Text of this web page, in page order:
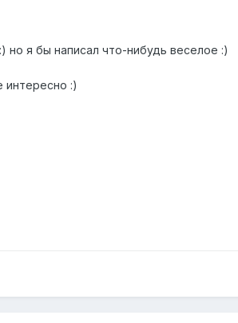
я бы написал что-нибудь веселое :)
:)